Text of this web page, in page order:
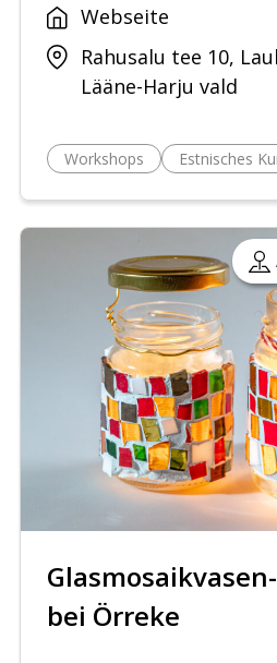
Webseite
Rahusalu tee 10,
Lääne-Harju vald
Workshops Estnisches
bei Örreke